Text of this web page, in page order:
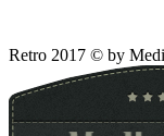
Retro 2017 © by